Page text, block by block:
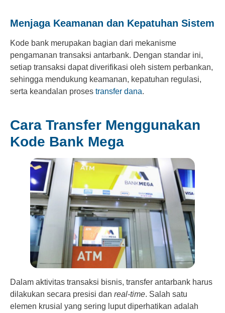
Menjaga Keamanan dan Kepatuhan Sistem
Kode bank merupakan bagian dari mekanisme
pengamanan transaksi antarbank. Dengan standar ini,
setiap transaksi dapat diverifikasi oleh sistem perbankan,
sehingga mendukung keamanan, kepatuhan regulasi,
serta keandalan proses transfer dana.
Cara Transfer Menggunakan
Kode Bank Mega
Dalam aktivitas transaksi bisnis, transfer antarbank harus
dilakukan secara presisi dan real-time. Salah satu
elemen krusial yang sering luput diperhatikan adalah